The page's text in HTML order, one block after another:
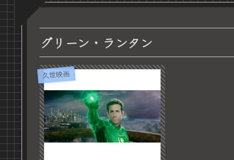
グリーン・ランタン
久世映画